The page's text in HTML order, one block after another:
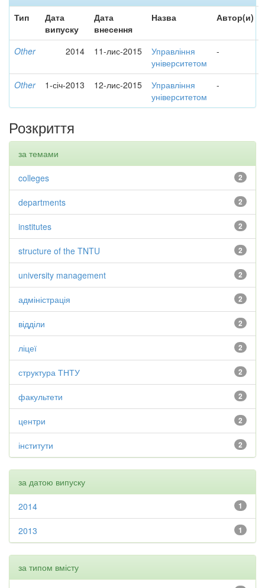
Тип
Дата
випуску
Дата
внесення
Назва Автор(и)
Other 2014 11-лис-2015
Управління
університетом
-
Other 1-січ-2013 12-лис-2015
Управління
університетом
-
Розкриття
за темами
2
colleges
2
departments
2
institutes
2
structure of the TNTU
2
university management
2
адміністрація
2
відділи
2
ліцеї
2
структура ТНТУ
2
факультети
2
центри
2
інститути
за датою випуску
1
2014
1
2013
за типом вмісту